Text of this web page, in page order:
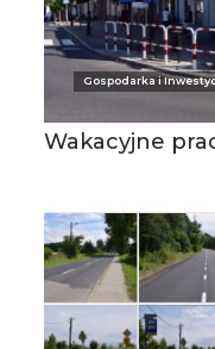
Gospodarka i
Wakacyjne